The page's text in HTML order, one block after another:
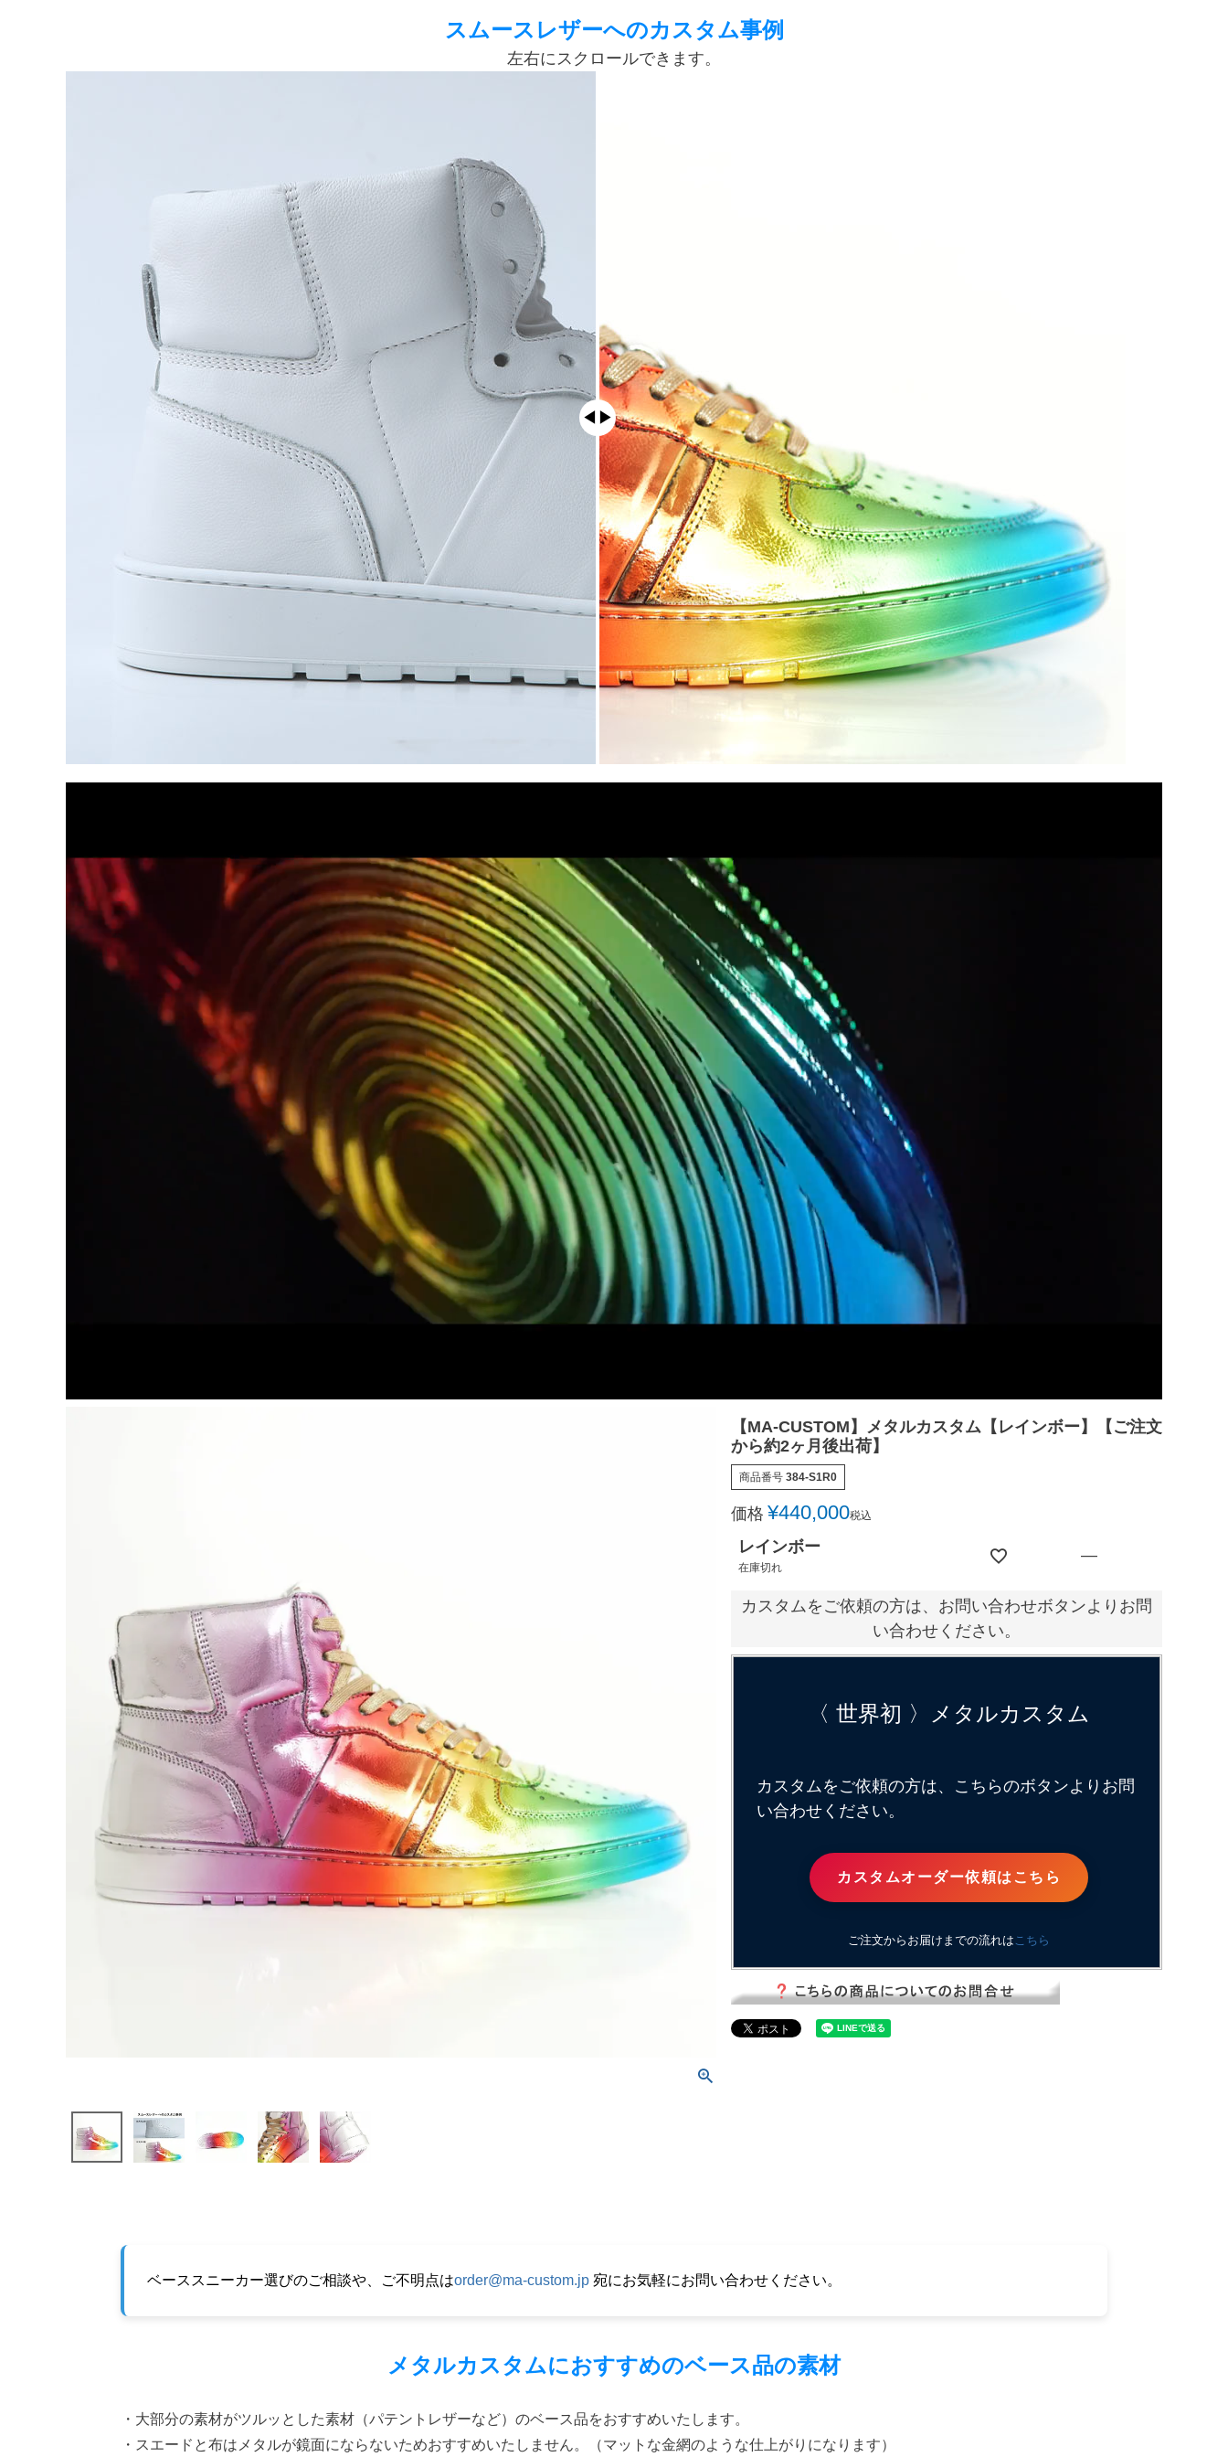
スムースレザーへのカスタム事例
左右にスクロールできます。
【MA-CUSTOM】メタルカスタム【レインボー】【ご注文
から約2ヶ月後出荷】
商品番号 384-S1R0
価格 ¥440,000税込
レインボー
在庫切れ
—
カスタムをご依頼の方は、お問い合わせボタンよりお問
い合わせください。
〈 世界初 〉メタルカスタム
カスタムをご依頼の方は、こちらのボタンよりお問
い合わせください。
カスタムオーダー依頼はこちら
ご注文からお届けまでの流れはこちら
ベーススニーカー選びのご相談や、ご不明点はorder@ma-custom.jp 宛にお気軽にお問い合わせください。
メタルカスタムにおすすめのベース品の素材
・大部分の素材がツルッとした素材（パテントレザーなど）のベース品をおすすめいたします。
・スエードと布はメタルが鏡面にならないためおすすめいたしません。（マットな金網のような仕上がりになります）